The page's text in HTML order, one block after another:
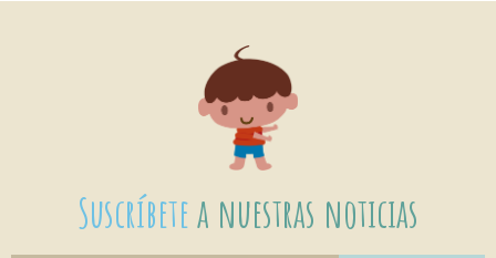
Suscríbetea nuestras noticias